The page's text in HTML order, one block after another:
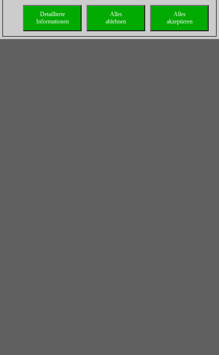
Alles
akzeptieren
Alles
ablehnen
Detaillierte
Informationen